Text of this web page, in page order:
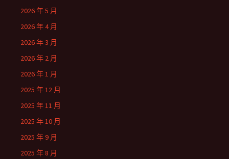
2026 年 5 月
2026 年 4 月
2026 年 3 月
2026 年 2 月
2026 年 1 月
2025 年 12 月
2025 年 11 月
2025 年 10 月
2025 年 9 月
2025 年 8 月